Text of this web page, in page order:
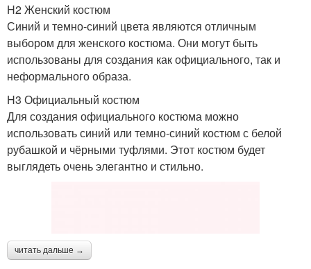
H2 Женский костюм
Синий и темно-синий цвета являются отличным
выбором для женского костюма. Они могут быть
использованы для создания как официального, так и
неформального образа.
H3 Официальный костюм
Для создания официального костюма можно
использовать синий или темно-синий костюм с белой
рубашкой и чёрными туфлями. Этот костюм будет
выглядеть очень элегантно и стильно.
читать дальше →